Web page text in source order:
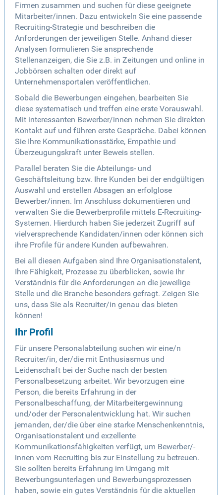
Firmen zusammen und suchen für diese geeignete
Mitarbeiter/innen. Dazu entwickeln Sie eine passende
Recruiting-Strategie und beschreiben die
Anforderungen der jeweiligen Stelle. Anhand dieser
Analysen formulieren Sie ansprechende
Stellenanzeigen, die Sie z.B. in Zeitungen und online in
Jobbörsen schalten oder direkt auf
Unternehmensportalen veröffentlichen.
Sobald die Bewerbungen eingehen, bearbeiten Sie
diese systematisch und treffen eine erste Vorauswahl.
Mit interessanten Bewerber/innen nehmen Sie direkten
Kontakt auf und führen erste Gespräche. Dabei können
Sie Ihre Kommunikationsstärke, Empathie und
Überzeugungskraft unter Beweis stellen.
Parallel beraten Sie die Abteilungs- und
Geschäftsleitung bzw. Ihre Kunden bei der endgültigen
Auswahl und erstellen Absagen an erfolglose
Bewerber/innen. Im Anschluss dokumentieren und
verwalten Sie die Bewerberprofile mittels E-Recruiting-
Systemen. Hierdurch haben Sie jederzeit Zugriff auf
vielversprechende Kandidaten/innen oder können sich
ihre Profile für andere Kunden aufbewahren.
Bei all diesen Aufgaben sind Ihre Organisationstalent,
Ihre Fähigkeit, Prozesse zu überblicken, sowie Ihr
Verständnis für die Anforderungen an die jeweilige
Stelle und die Branche besonders gefragt. Zeigen Sie
uns, dass Sie als Recruiter/in genau das bieten
können!
Ihr Profil
Für unsere Personalabteilung suchen wir eine/n
Recruiter/in, der/die mit Enthusiasmus und
Leidenschaft bei der Suche nach der besten
Personalbesetzung arbeitet. Wir bevorzugen eine
Person, die bereits Erfahrung in der
Personalbeschaffung, der Mitarbeitergewinnung
und/oder der Personalentwicklung hat. Wir suchen
jemanden, der/die über eine starke Menschenkenntnis,
Organisationstalent und exzellente
Kommunikationsfähigkeiten verfügt, um Bewerber/-
innen vom Recruiting bis zur Einstellung zu betreuen.
Sie sollten bereits Erfahrung im Umgang mit
Bewerbungsunterlagen und Bewerbungsprozessen
haben, sowie ein gutes Verständnis für die aktuellen